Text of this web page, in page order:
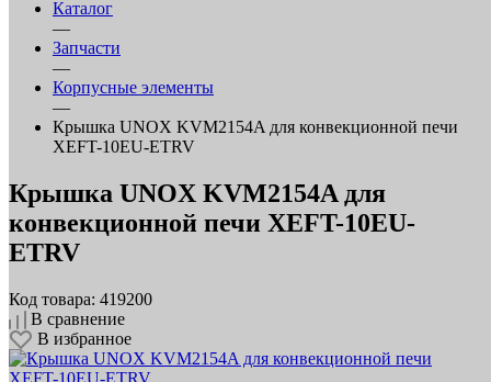
Каталог
—
Запчасти
—
Корпусные элементы
—
Крышка UNOX KVM2154A для конвекционной печи
XEFT-10EU-ETRV
Крышка UNOX KVM2154A для
конвекционной печи XEFT-10EU-
ETRV
Код товара: 419200
В сравнение
В избранное